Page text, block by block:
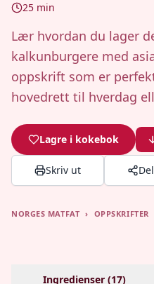
25 min
Lær hvordan du lager
kalkunburgere med
oppskrift som er
hovedrett til hverdag
Lagre i kokebok
Skriv ut
NORGES MATFAT › OPPSKRIFTER
Ingredienser (17)